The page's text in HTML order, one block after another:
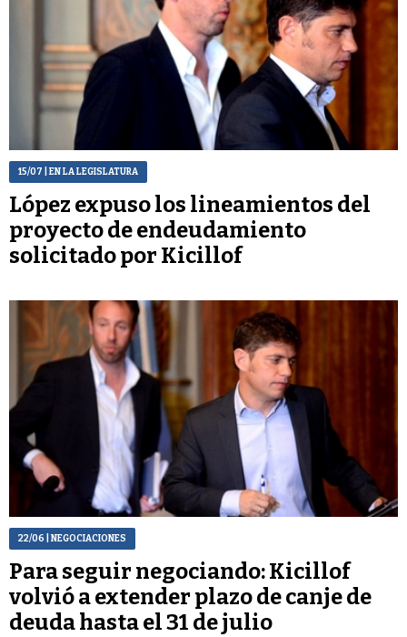
15/07 | EN LA LEGISLATURA
López expuso los lineamientos del
proyecto de endeudamiento
solicitado por Kicillof
22/06 | NEGOCIACIONES
Para seguir negociando: Kicillof
volvió a extender plazo de canje de
deuda hasta el 31 de julio